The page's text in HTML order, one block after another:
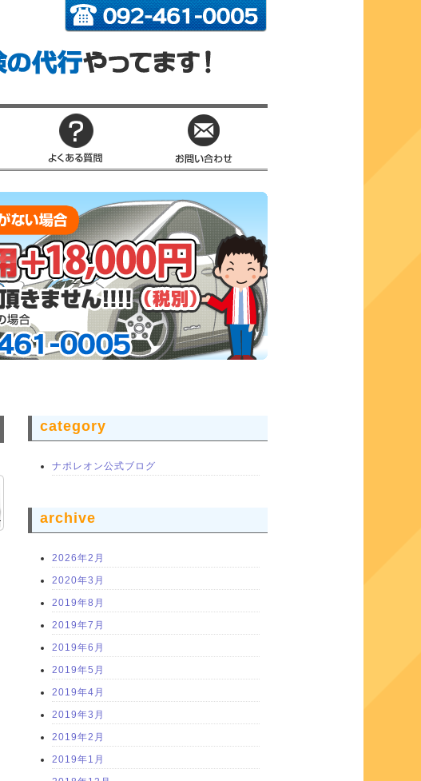
category
ナポレオン公式ブログ
archive
2026年2月
2020年3月
2019年8月
2019年7月
2019年6月
2019年5月
2019年4月
2019年3月
2019年2月
2019年1月